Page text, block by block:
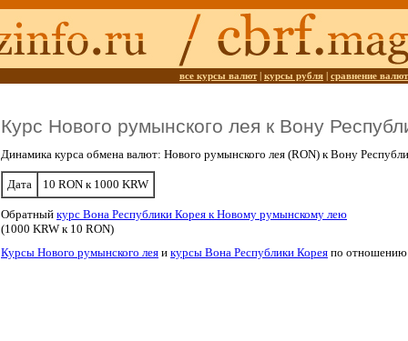
все курсы валют| курсы рубля сравнение валют
Курс Нового румынского лея к Вону
Динамика курса обмена валют: Нового румынского лея (RON) к Вону
Дата 10 RON к 1000 KRW
Обратный курс Вона Республики Корея к Новому румынскому лею
(1000 KRW к 10 RON)
Курсы Нового румынского лея и курсы Вона Республики Корея по отношению